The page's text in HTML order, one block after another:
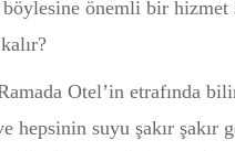
önemli bir
Otel’in etrafında
hepsinin suyu şakır